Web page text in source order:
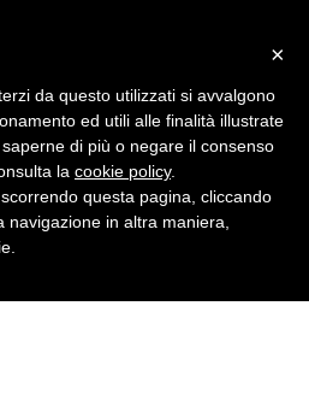
Rinnovo
×
da questo utilizzati si avvalgono
ed utili alle finalità illustrate
di più o negare il consenso
la cookie policy.
questa pagina, cliccando
in altra maniera,